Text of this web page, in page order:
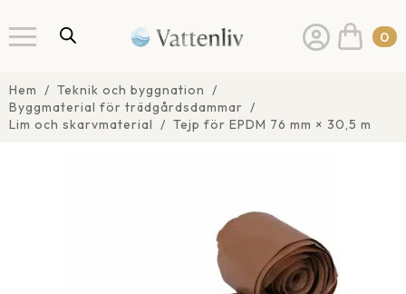
0
Hem
Teknik och byggnation
Byggmaterial för trädgårdsdammar
Lim och skarvmaterial
Tejp för EPDM 76 mm × 30,5 m